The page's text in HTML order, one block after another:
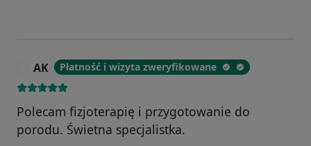
AK Płatność i wizyta zweryfikowane
Polecam fizjoterapię i przygotowanie do
porodu. Świetna specjalistka.